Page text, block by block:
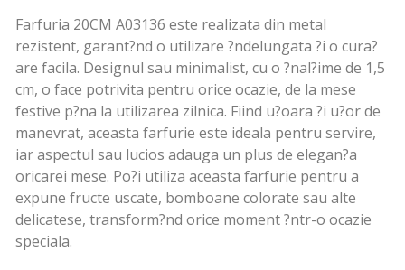
Farfuria 20CM A03136 este realizata din metal
rezistent, garant?nd o utilizare ?ndelungata ?i o cura?
are facila. Designul sau minimalist, cu o ?nal?ime de 1,5
cm, o face potrivita pentru orice ocazie, de la mese
festive p?na la utilizarea zilnica. Fiind u?oara ?i u?or de
manevrat, aceasta farfurie este ideala pentru servire,
iar aspectul sau lucios adauga un plus de elegan?a
oricarei mese. Po?i utiliza aceasta farfurie pentru a
expune fructe uscate, bomboane colorate sau alte
delicatese, transform?nd orice moment ?ntr-o ocazie
speciala.